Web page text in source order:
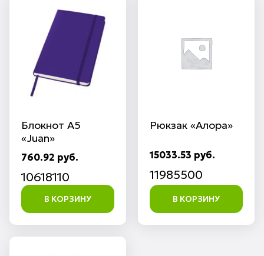
Блокнот А5
«Juan»
760.92 руб.
10618110
В КОРЗИНУ
Рюкзак «Алора»
15033.53 руб.
11985500
В КОРЗИНУ